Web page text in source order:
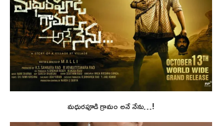
మధురపూడి గ్రామం అనే నేను…!